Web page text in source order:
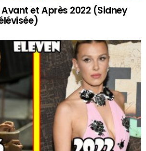
et Après 2022 (Sidney